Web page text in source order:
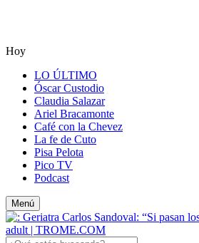
Hoy
LO ÚLTIMO
Óscar Custodio
Claudia Salazar
Ariel Bracamonte
Café con la Chevez
La fe de Cuto
Pisa Pelota
Pico TV
Podcast
Menú